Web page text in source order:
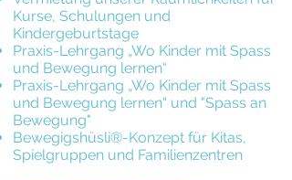
Kurse, Schulungen und
Kindergeburtstage
Praxis-Lehrgang „Wo Kinder mit Spass
und Bewegung lernen“
Praxis-Lehrgang „Wo Kinder mit Spass
und Bewegung lernen“ und "Spass an
Bewegung"
Bewegigshüsli®-Konzept für Kitas,
Spielgruppen und Familienzentren